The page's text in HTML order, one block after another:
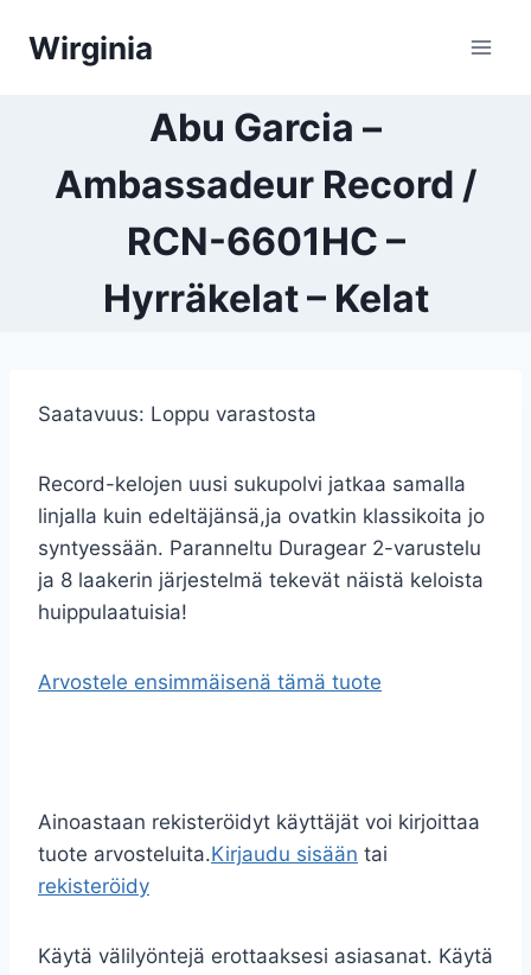
sisältöön
Wirginia
Abu Garcia –
Ambassadeur Record /
RCN-6601HC –
Hyrräkelat – Kelat
Saatavuus: Loppu varastosta
Record-kelojen uusi sukupolvi jatkaa samalla
linjalla kuin edeltäjänsä,ja ovatkin klassikoita jo
syntyessään. Paranneltu Duragear 2-varustelu
ja 8 laakerin järjestelmä tekevät näistä keloista
huippulaatuisia!
Arvostele ensimmäisenä tämä tuote
Ainoastaan rekisteröidyt käyttäjät voi kirjoittaa
tuote arvosteluita.Kirjaudu sisään tai
rekisteröidy
Käytä välilyöntejä erottaaksesi asiasanat. Käytä